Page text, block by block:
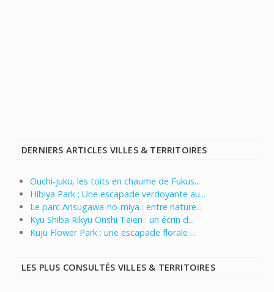
DERNIERS ARTICLES VILLES & TERRITOIRES
Ouchi-juku, les toits en chaume de Fukus...
Hibiya Park : Une escapade verdoyante au...
Le parc Arisugawa-no-miya : entre nature...
Kyu Shiba Rikyu Onshi Teien : un écrin d...
Kuju Flower Park : une escapade florale ...
LES PLUS CONSULTÉS VILLES & TERRITOIRES